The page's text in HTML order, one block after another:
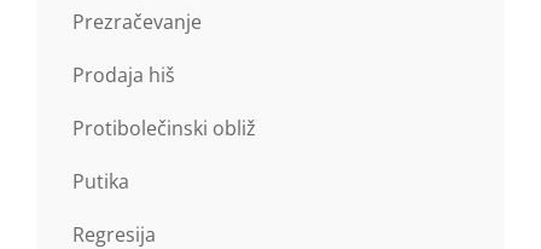
Prezračevanje
Prodaja hiš
Protibolečinski obliž
Putika
Regresija